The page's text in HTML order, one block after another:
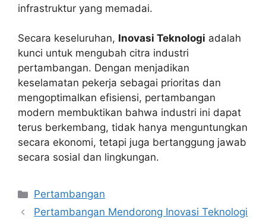
infrastruktur yang memadai.
Secara keseluruhan, Inovasi Teknologi adalah
kunci untuk mengubah citra industri
pertambangan. Dengan menjadikan
keselamatan pekerja sebagai prioritas dan
mengoptimalkan efisiensi, pertambangan
modern membuktikan bahwa industri ini dapat
terus berkembang, tidak hanya menguntungkan
secara ekonomi, tetapi juga bertanggung jawab
secara sosial dan lingkungan.
Kategori
Pertambangan
Pertambangan Mendorong Inovasi Teknologi